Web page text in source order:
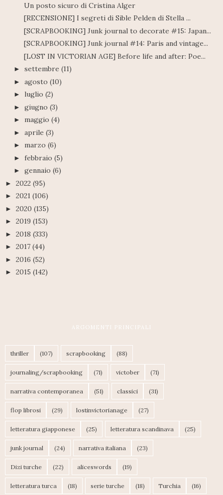
Un posto sicuro di Cristina Alger
[RECENSIONE] I segreti di Sible Pelden di Stella ...
[SCRAPBOOKING] Junk journal to decorate #15: Japan...
[SCRAPBOOKING] Junk journal #14: Paris and vintage...
[LOST IN VICTORIAN AGE] Before life and after: Poe...
► settembre (11)
► agosto (10)
► luglio (2)
► giugno (3)
► maggio (4)
► aprile (3)
► marzo (6)
► febbraio (5)
► gennaio (6)
► 2022 (95)
► 2021 (106)
► 2020 (135)
► 2019 (153)
► 2018 (333)
► 2017 (44)
► 2016 (52)
► 2015 (142)
ARGOMENTI PRINCIPALI
thriller (107) scrapbooking (88)
journaling/scrapbooking (71) victober (71)
narrativa contemporanea (51) classici (31)
flop librosi (29) lostinvictorianage (27)
letteratura giapponese (25) letteratura scandinava (25)
junk journal (24) narrativa italiana (23)
Dizi turche (22) aliceswords (19)
letteratura turca (18) serie turche (18) Turchia (16)